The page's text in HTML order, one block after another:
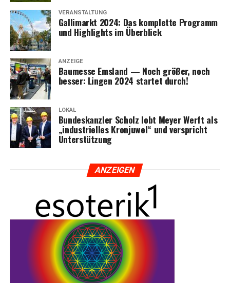
VERANSTALTUNG
Gal­li­markt 2024: Das kom­plet­te Pro­gramm
und High­lights im Überblick
ANZEIGE
Bau­mes­se Ems­land — Noch grö­ßer, noch
bes­ser: Lin­gen 2024 star­tet durch!
LOKAL
Bun­des­kanz­ler Scholz lobt Mey­er Werft als
„indus­tri­el­les Kron­ju­wel“ und ver­spricht
Unterstützung
ANZEI­GEN